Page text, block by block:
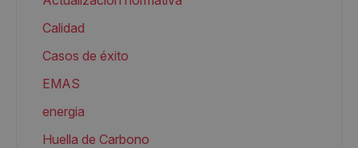
Calidad
Casos de éxito
EMAS
energia
Huella de Carbono